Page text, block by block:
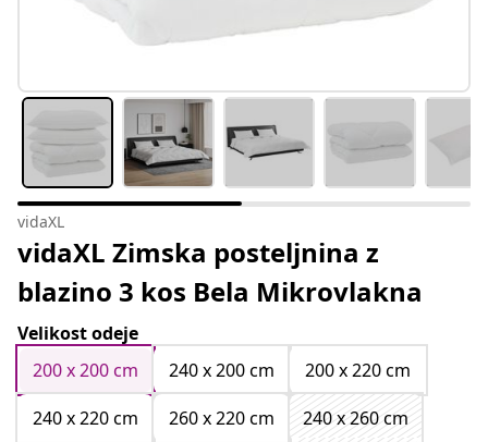
vidaXL
vidaXL Zimska posteljnina z
blazino 3 kos Bela Mikrovlakna
Velikost odeje
200 x 200 cm
240 x 200 cm
200 x 220 cm
240 x 220 cm
260 x 220 cm
240 x 260 cm